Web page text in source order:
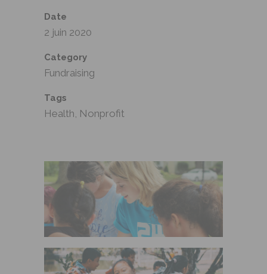
Date
2 juin 2020
Category
Fundraising
Tags
Health, Nonprofit